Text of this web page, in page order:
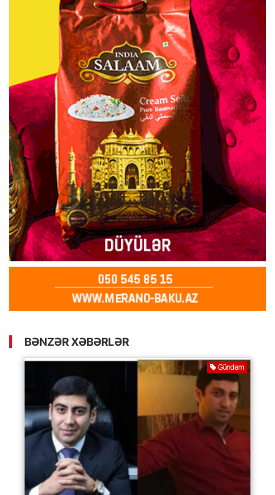
BƏNZƏR XƏBƏRLƏR
Gündəm